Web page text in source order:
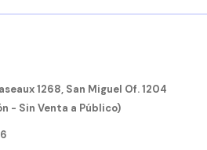
1268, San Miguel Of. 1204
- Sin Venta a Público)